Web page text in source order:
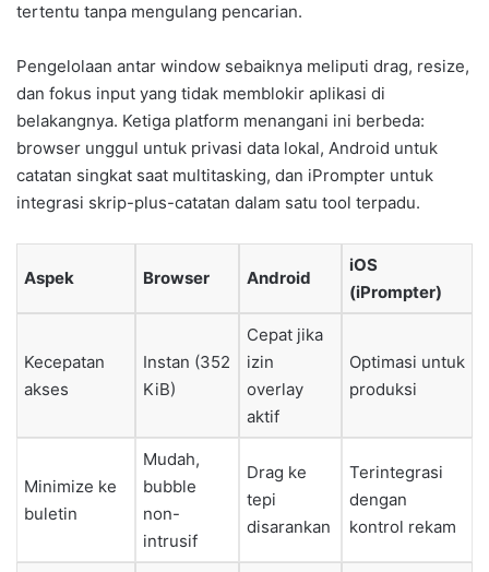
tertentu tanpa mengulang pencarian.
Pengelolaan antar window sebaiknya meliputi drag, resize,
dan fokus input yang tidak memblokir aplikasi di
belakangnya. Ketiga platform menangani ini berbeda:
browser unggul untuk privasi data lokal, Android untuk
catatan singkat saat multitasking, dan iPrompter untuk
integrasi skrip-plus-catatan dalam satu tool terpadu.
Aspek Browser Android
iOS
(iPrompter)
Kecepatan
akses
Instan (352
KiB)
Cepat jika
izin
overlay
aktif
Optimasi untuk
produksi
Minimize ke
buletin
Mudah,
bubble
non-
intrusif
Drag ke
tepi
disarankan
Terintegrasi
dengan
kontrol rekam